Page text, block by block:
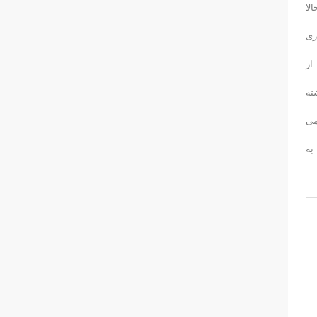
کمال ناباوری مغلوب نفت و گاز گچساران شدند و با ۵ امتیاز از ۶ بازی
تهاجمی